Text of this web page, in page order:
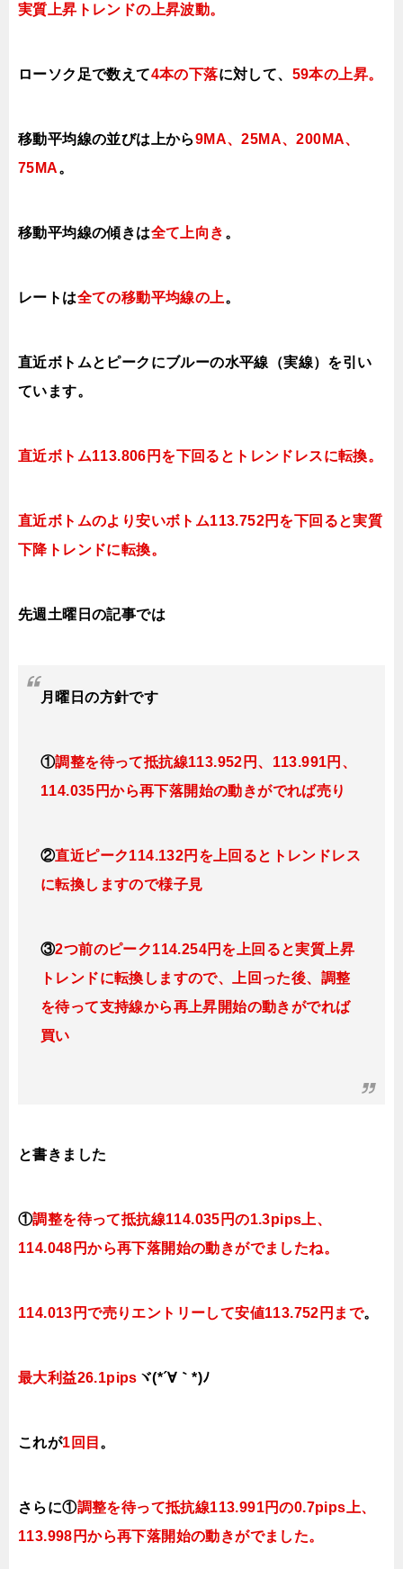
実質上昇トレンドの上昇波動。
ローソク足で数えて4本の下落に対して、 59本の上昇。
移動平均線の並びは上から9MA、25MA、200MA、
75MA。
移動平均線の傾きは全て上向き 。
レートは全ての移動平均線の上。
直近ボトムとピークにブルーの水平線（実線）を引い
ています。
直近ボトム113.806円を下回ると トレンドレスに転換。
直近ボトムのより安いボトム113.752円を下回ると実質
下降トレンドに転換。
先週土曜日の記事では
月曜日の方針です
①調整を待って抵抗線113.952円、113.991円、
114.035円から再下落開始の動きがでれば売り
②直近ピーク114.132円を上回るとトレンドレス
に転換しますので様子見
③2つ前のピーク114.254円を上回ると実質上昇
トレンドに転換しますので、上回った後、調整
を待って支持線から再上昇開始の動きがでれば
買い
と書きました
①調整を待って抵抗線114.035円の1.3pips上、
114.048円から再下落開始の動きがでましたね。
114.013円で売りエントリーして安値113.752円まで。
最大利益26.1pips ヾ(*´∀｀*)ﾉ
これが1回目 。
さらに①調整を待って抵抗線113.991円の0.7pips上、
113.998円から再下落開始の動きがでました。